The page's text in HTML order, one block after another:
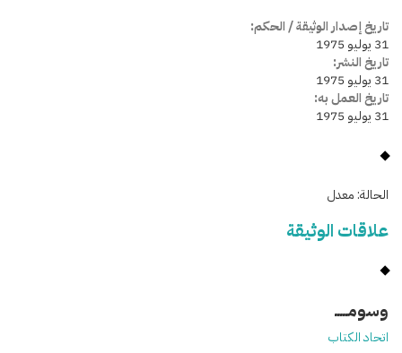
تاريخ إصدار الوثيقة / الحكم:
31 يوليو 1975
تاريخ النشر:
31 يوليو 1975
تاريخ العمل به:
31 يوليو 1975
الحالة: معدل
علاقات الوثيقة
وسومـــــ
اتحاد الكتاب